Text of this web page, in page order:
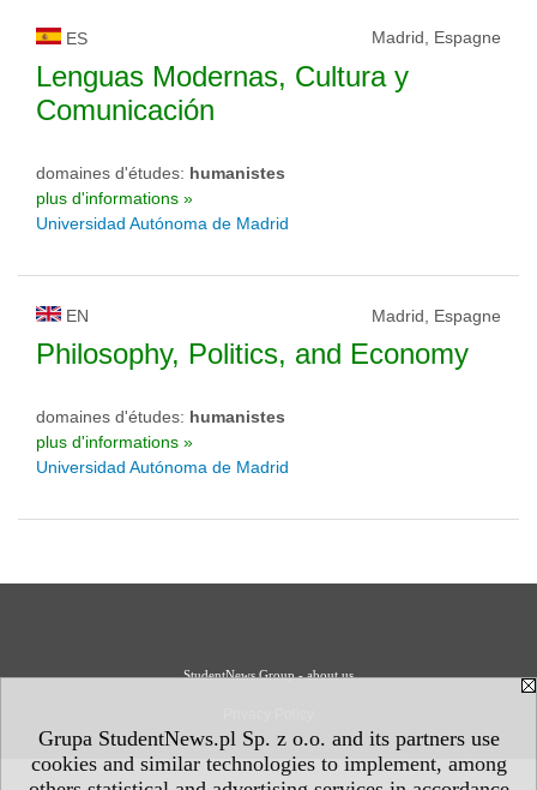
Grupa StudentNews.pl Sp. z o.o. and its partners use
cookies and similar technologies to implement, among
ES Madrid, Espagne
Lenguas Modernas, Cultura y
Comunicación
domaines d'études: humanistes
plus d'informations »
Universidad Autónoma de Madrid
EN Madrid, Espagne
Philosophy, Politics, and Economy
domaines d'études: humanistes
plus d'informations »
Universidad Autónoma de Madrid
StudentNews Group - about us